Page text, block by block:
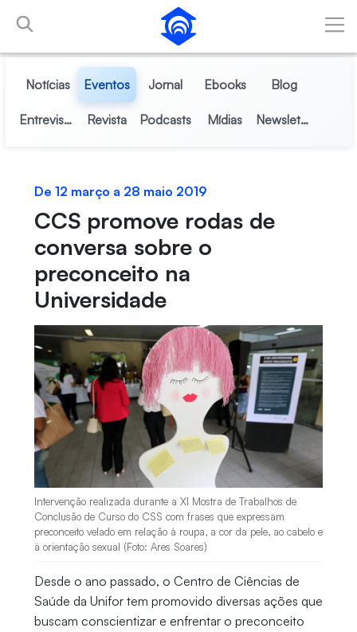
Pular para o Conteúdo principal
Notícias Eventos Jornal Ebooks Blog
Entrevistas Revista Podcasts Mídias Newsletter
De 12 março a 28 maio 2019
CCS promove rodas de
conversa sobre o
preconceito na
Universidade
Intervenção realizada durante a XI Mostra de Trabalhos de
Conclusão de Curso do CSS com frases que expressam
preconceito velado em relação à roupa, a cor da pele, ao cabelo e
à orientação sexual (Foto: Ares Soares)
Desde o ano passado, o Centro de Ciências de
Saúde da Unifor tem promovido diversas ações que
buscam conscientizar e enfrentar o preconceito